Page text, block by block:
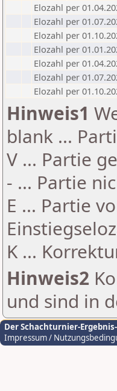
Elozahl per
Elozahl per
Elozahl per
Elozahl per
Elozahl per
Elozahl per
Elozahl per
Hinweis1
blank ...
V ... Partie
- ... Partie
E ... Partie
K ...
Hinweis2
und sind in
Der Schachturnier-
Impressum /